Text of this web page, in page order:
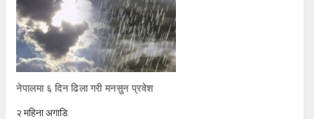
नेपालमा ६ दिन ढिला गरी मनसुन प्रवेश
२ महिना अगाडि